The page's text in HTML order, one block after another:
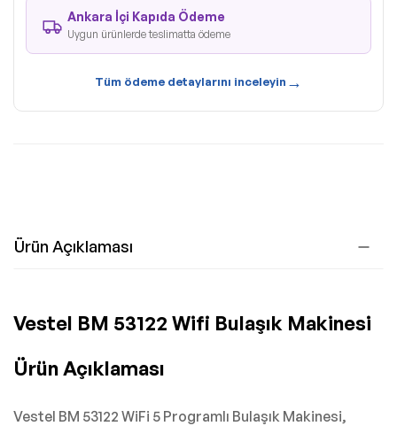
Ankara İçi Kapıda Ödeme
Uygun ürünlerde teslimatta ödeme
Tüm ödeme detaylarını inceleyin →
Ürün Açıklaması
Vestel BM 53122 Wifi Bulaşık Makinesi
Ürün Açıklaması
Vestel BM 53122 WiFi 5 Programlı Bulaşık Makinesi,